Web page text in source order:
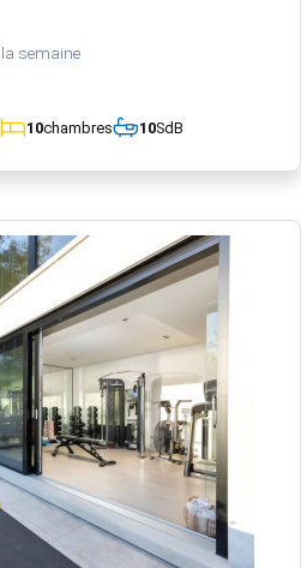
la semaine
10chambres 10SdB